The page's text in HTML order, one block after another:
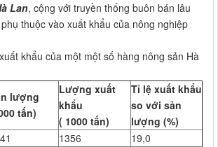
Lan, cộng với truyền thống buôn bán lâu
thuộc vào xuất khẩu của nông nghiệp
khẩu của một một số hàng nông sản Hà
lượng
tấn)
Lượng xuất
khẩu
( 1000 tấn)
Tỉ lệ xuất khẩu
so với sản
lượng (%)
1356
19,0